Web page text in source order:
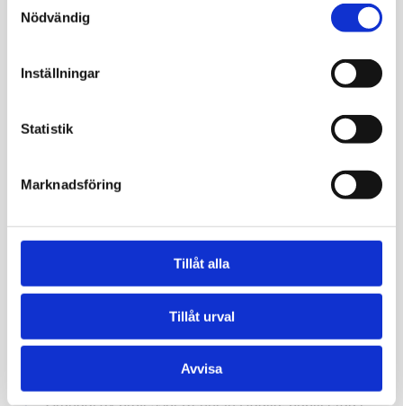
Nödvändig
Inställningar
Statistik
Marknadsföring
Tillåt alla
Tillåt urval
Avvisa
remiss utan att behöva skapa ett konto/ladda ner en
Du kan ta blodprovet direkt efter beställning, på ett
samarbete med bl.a. Karolinska
Kommentar från Mediseras läkare ingår alltid,
provsvar inom 1-5 dagar.
Mediseras läkare tar kontakt vid gravt avvikande
Störst utbud av blodprover i Sverige.
Patientsäkert, enkelt och tryggt.
Grundat av professor Kenneth Haglid, publicerad i